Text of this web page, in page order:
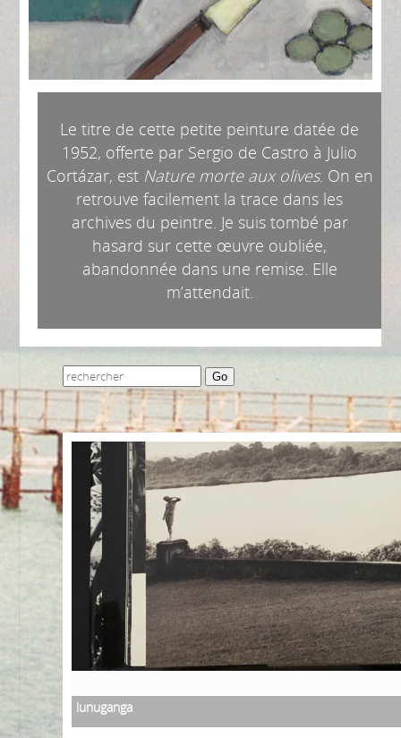
Le titre de cette petite peinture datée de
1952, offerte par Sergio de Castro à Julio
Cortázar, est Nature morte aux olives. On en
retrouve facilement la trace dans les
archives du peintre. Je suis tombé par
hasard sur cette œuvre oubliée,
abandonnée dans une remise. Elle
m’attendait.
Go
lunuganga